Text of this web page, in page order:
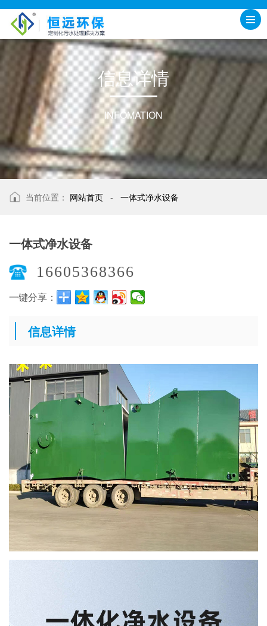
信息详情
INFOMATION
当前位置： 网站首页 - 一体式净水设备
一体式净水设备
16605368366
一键分享：
信息详情